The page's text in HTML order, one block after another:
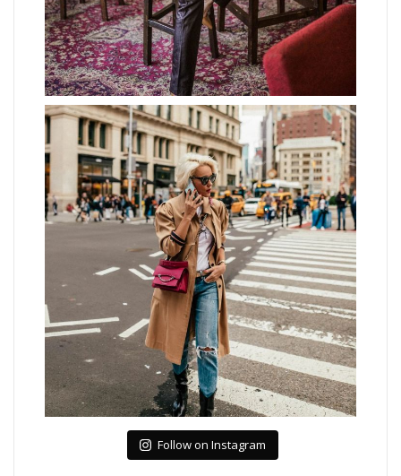
Follow on Instagram